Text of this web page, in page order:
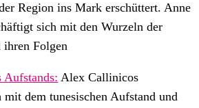
Region ins Mark erschüttert. Anne
sich mit den Wurzeln der
Folgen
Aufstands: Alex Callinicos
mit dem tunesischen Aufstand und